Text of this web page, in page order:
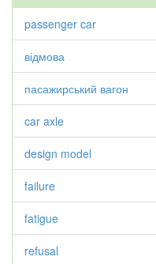
passenger car
відмова
пасажирський вагон
car axle
design model
failure
fatigue
refusal